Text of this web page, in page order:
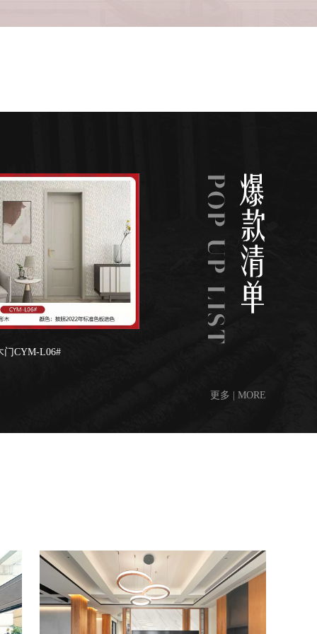
更多 | MORE
门CYM-L06#